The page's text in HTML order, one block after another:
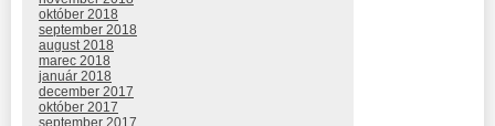
október 2018
september 2018
august 2018
marec 2018
január 2018
december 2017
október 2017